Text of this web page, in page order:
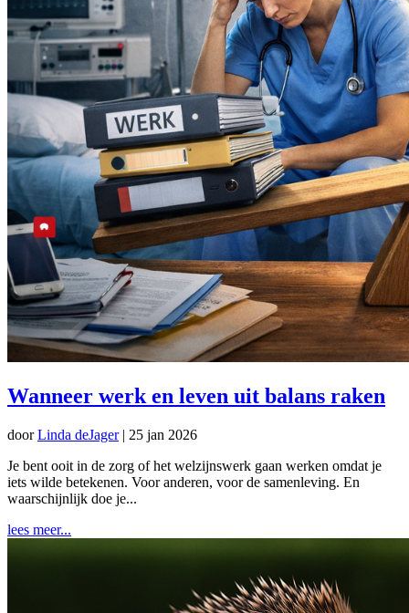
Wanneer werk en leven uit balans raken
doorLinda deJager| 25 jan 2026
Je bent ooit in de zorg of het welzijnswerk gaan werken omdat je
iets wilde betekenen. Voor anderen, voor de samenleving. En
waarschijnlijk doe je...
lees meer...